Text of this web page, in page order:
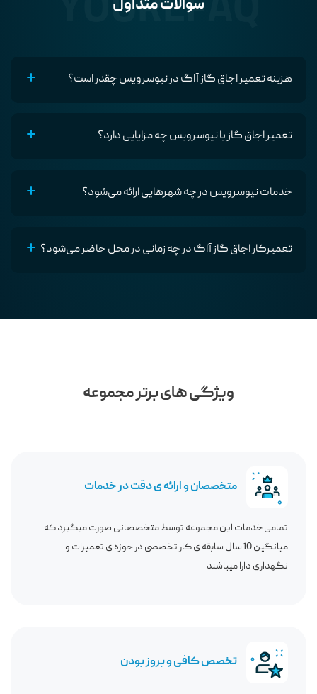
سوالات متداول
YOUREFAQ
هزینه تعمیر اجاق گاز آاگ در نیوسرویس چقدر است؟
تعمیر اجاق گاز با نیوسرویس چه مزایایی دارد؟
خدمات نیوسرویس در چه شهر‌هایی ارائه می‌شود؟
تعمیرکار اجاق گاز آاگ در چه زمانی در محل حاضر می‌شود؟
ویژگی های برتر مجموعه
متخصصان و ارائه ی دقت در خدمات
تمامی خدمات این مجموعه توسط متخصصانی صورت میگیرد که
میانگین 10سال سابقه ی کار تخصصی در حوزه ی تعمیرات و
نگهداری دارا میباشند
تخصص کافی و بروز بودن